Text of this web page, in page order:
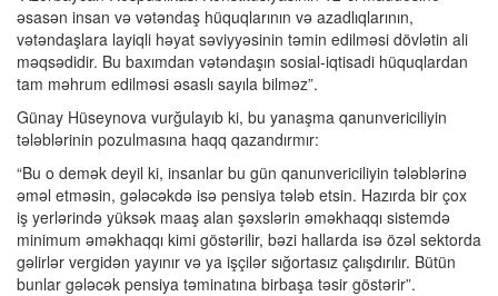
əsasən insan və vətəndaş hüquqlarının və azadlıqlarının,
vətəndaşlara layiqli həyat səviyyəsinin təmin edilməsi dövlətin ali
məqsədidir. Bu baxımdan vətəndaşın sosial-iqtisadi hüquqlardan
tam məhrum edilməsi əsaslı sayıla bilməz”.
Günay Hüseynova vurğulayıb ki, bu yanaşma qanunvericiliyin
tələblərinin pozulmasına haqq qazandırmır:
“Bu o demək deyil ki, insanlar bu gün qanunvericiliyin tələblərinə
əməl etməsin, gələcəkdə isə pensiya tələb etsin. Hazırda bir çox
iş yerlərində yüksək maaş alan şəxslərin əməkhaqqı sistemdə
minimum əməkhaqqı kimi göstərilir, bəzi hallarda isə özəl sektorda
gəlirlər vergidən yayınır və ya işçilər sığortasız çalışdırılır. Bütün
bunlar gələcək pensiya təminatına birbaşa təsir göstərir”.